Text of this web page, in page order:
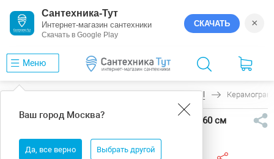
Сантехника-Тут
Интернет-магазин сантехники
Скачать в Google Play
СКАЧАТЬ ×
Меню
Ваш город Москва?
Да, все верно Выбрать другой
Glocal
Керамогранит Mirage Glocal NAT SQ GC16 60х60 см